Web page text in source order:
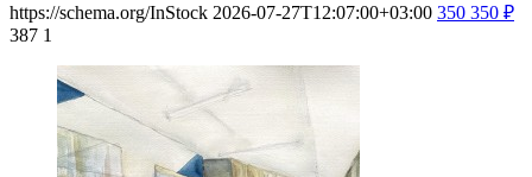
https://schema.org/InStock 2026-07-27T12:07:00+03:00 350 350 ₽
387 1